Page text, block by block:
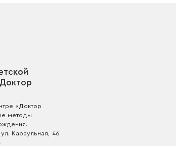
«Доктор
методы
Караульная, 46